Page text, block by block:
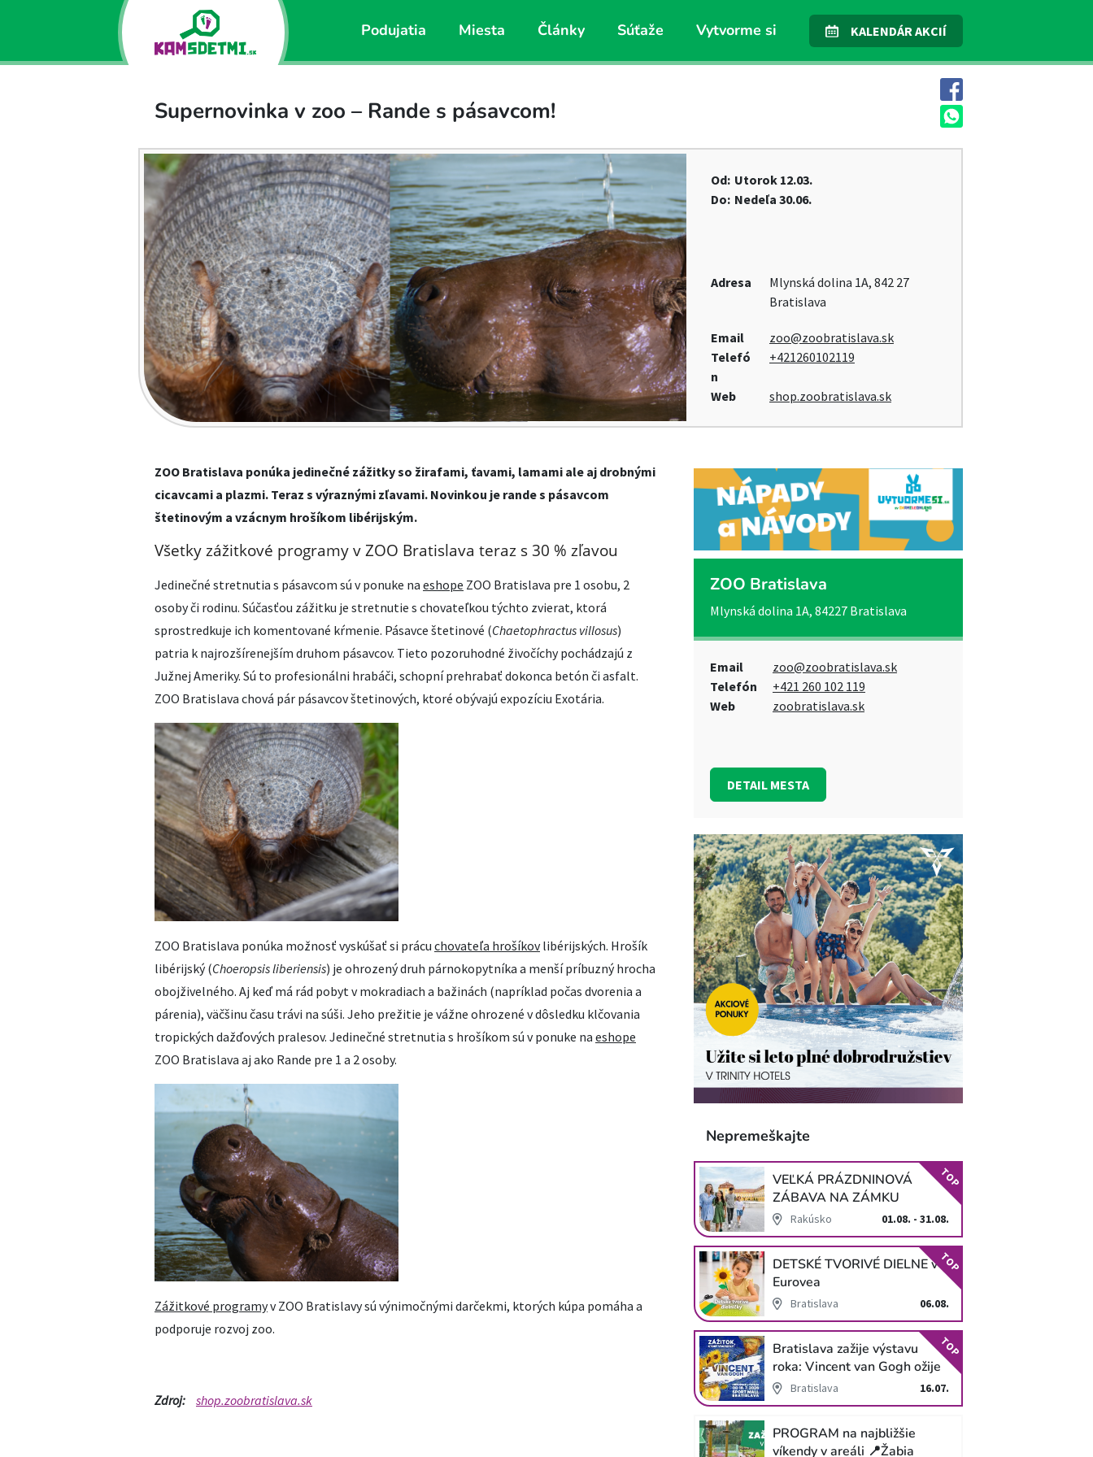
Podujatia Miesta Články Súťaže Vytvorme si KALENDÁR AKCIÍ
Supernovinka v zoo – Rande s pásavcom!
Od: Utorok12.03.
Do: Nedeľa 30.06.
Adresa
Mlynská dolina 1A, 842 27
Bratislava
Email
zoo@zoobratislava.sk
Telefó
n
+421260102119
Web shop.zoobratislava.sk
ZOO Bratislava ponúka jedinečné zážitky so žirafami, ťavami, lamami ale aj drobnými
cicavcami a plazmi. Teraz s výraznými zľavami. Novinkou je rande s pásavcom
štetinovým a vzácnym hrošíkom libérijským.
Všetky zážitkové programy v ZOO Bratislava teraz s 30 % zľavou
Jedinečné stretnutia s pásavcom sú v ponuke na eshope ZOO Bratislava pre 1 osobu, 2
osoby či rodinu. Súčasťou zážitku je stretnutie s chovateľkou týchto zvierat, ktorá
sprostredkuje ich komentované kŕmenie. Pásavce štetinové (Chaetophractus villosus)
patria k najrozšírenejším druhom pásavcov. Tieto pozoruhodné živočíchy pochádzajú z
Južnej Ameriky. Sú to profesionálni hrabáči, schopní prehrabať dokonca betón či asfalt.
ZOO Bratislava chová pár pásavcov štetinových, ktoré obývajú expozíciu Exotária.
ZOO Bratislava ponúka možnosť vyskúšať si prácu chovateľa hrošíkovlibérijských. Hrošík
libérijský (Choeropsis liberiensis) je ohrozený druh párnokopytníka a menší príbuzný hrocha
obojživelného. Aj keď má rád pobyt v mokradiach a bažinách (napríklad počas dvorenia a
párenia), väčšinu času trávi na súši. Jeho prežitie je vážne ohrozené v dôsledku klčovania
tropických dažďových pralesov. Jedinečné stretnutia s hrošíkom sú v ponuke na eshope
ZOO Bratislava aj ako Rande pre 1 a 2 osoby.
Zážitkové programyv ZOO Bratislavy sú výnimočnými darčekmi, ktorých kúpa pomáha a
podporuje rozvoj zoo.
Zdroj: shop.zoobratislava.sk
ZOO Bratislava
Mlynská dolina 1A, 84227 Bratislava
Email
zoo@zoobratislava.sk
Telefón
+421 260 102 119
Web
zoobratislava.sk
DETAIL MESTA
Nepremeškajte
VEĽKÁ PRÁZDNINOVÁ
ZÁBAVA NA ZÁMKU
SCHLOSS HOF
Rakúsko 01.08. - 31.08.
TOP
DETSKÉ TVORIVÉ DIELNE v
Eurovea
Bratislava 06.08.
TOP
Bratislava zažije výstavu
roka: Vincent van Gogh ožije
v unikátnej imerzívnej šou!
Bratislava 16.07.
TOP
PROGRAM na najbližšie
víkendy v areáli 📍Žabia